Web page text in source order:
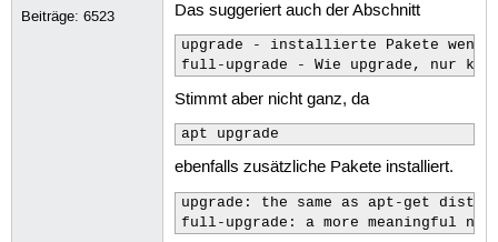
Beiträge:6523
Das suggeriert auch der Abschnitt
upgrade - installierte Pakete wenn
full-upgrade - Wie upgrade, nur
Stimmt aber nicht ganz, da
apt upgrade
ebenfalls zusätzliche Pakete installiert.
upgrade: the same as apt-get dist-
full-upgrade: a more meaningful